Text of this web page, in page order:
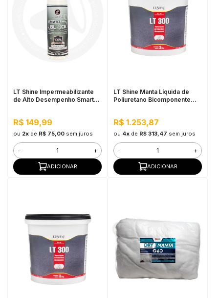
LT Shine Impermeabilizante
de Alto Desempenho Smart
R$ 149,99
ou 2xde R$ 75,00 sem juros
- +
ADICIONAR
LT Shine Manta Líquida de
Poliuretano Bicomponente
R$ 1.253,87
ou 4xde R$ 313,47 sem juros
- +
ADICIONAR